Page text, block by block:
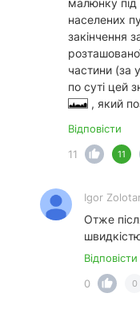
населених
закінчення
частини (за
по суті цей
, який
Відповісти
11
11
Igor
Отже
Відповісти
0
0